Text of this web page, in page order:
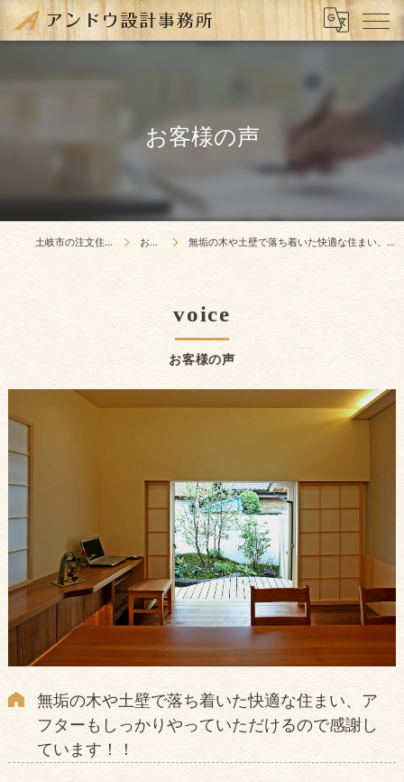
お客様の声
土岐市の注文住宅はアンドウ設計事務所 お客様の声 無垢の木や土壁で落ち着いた快適な住まい、アフターもしっかりやっていただけるので感謝しています！！
お客様の声
voice
無垢の木や土壁で落ち着いた快適な住まい、ア
フターもしっかりやっていただけるので感謝し
ています！！